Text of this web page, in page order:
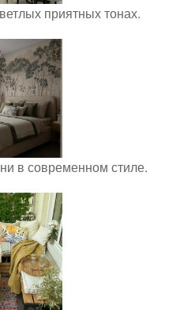
приятных тонах.
в современном стиле.